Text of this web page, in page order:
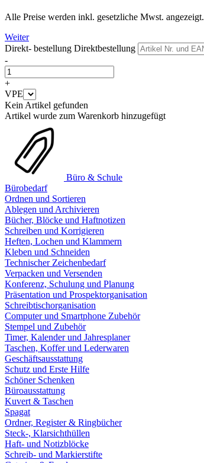
Alle Preise werden inkl. gesetzliche Mwst. angezeigt.
Weiter
Direkt- bestellung Direktbestellung
-
+
VPE
Kein Artikel gefunden
Artikel wurde zum Warenkorb hinzugefügt
Büro & Schule
Bürobedarf
Ordnen und Sortieren
Ablegen und Archivieren
Bücher, Blöcke und Haftnotizen
Schreiben und Korrigieren
Heften, Lochen und Klammern
Kleben und Schneiden
Technischer Zeichenbedarf
Verpacken und Versenden
Konferenz, Schulung und Planung
Präsentation und Prospektorganisation
Schreibtischorganisation
Computer und Smartphone Zubehör
Stempel und Zubehör
Timer, Kalender und Jahresplaner
Taschen, Koffer und Lederwaren
Geschäftsausstattung
Schutz und Erste Hilfe
Schöner Schenken
Büroausstattung
Kuvert & Taschen
Spagat
Ordner, Register & Ringbücher
Steck-, Klarsichthüllen
Haft- und Notizblöcke
Schreib- und Markierstifte